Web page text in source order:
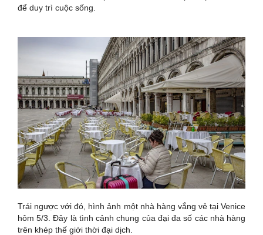
để duy trì cuộc sống.
Trái ngược với đó, hình ảnh một nhà hàng vắng vẻ tại Venice
hôm 5/3. Đây là tình cảnh chung của đại đa số các nhà hàng
trên khép thế giới thời đại dịch.